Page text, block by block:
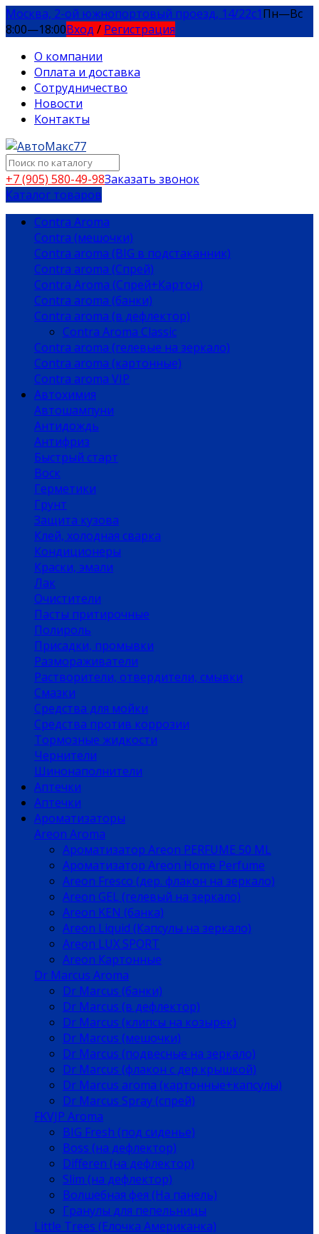
Москва, 2-ой южнопортовый проезд, 14/22c1Пн—Вс
8:00—18:00Вход / Регистрация
О компании
Оплата и доставка
Сотрудничество
Новости
Контакты
+7 (905) 580-49-98Заказать звонок
Каталог товаров
Contra Aroma
Contra (мешочки)
Contra aroma (BIG в подстаканник)
Contra aroma (Спрей)
Contra Aroma (Спрей+Картон)
Contra aroma (банки)
Contra aroma (в дефлектор)
Contra Aroma Classic
Contra aroma (гелевые на зеркало)
Contra aroma (картонные)
Contra aroma VIP
Автохимия
Автошампуни
Антидождь
Антифриз
Быстрый старт
Воск
Герметики
Грунт
Защита кузова
Клей, холодная сварка
Кондиционеры
Краски, эмали
Лак
Очистители
Пасты притирочные
Полироль
Присадки, промывки
Размораживатели
Растворители, отвердители, смывки
Смазки
Средства для мойки
Средства против коррозии
Тормозные жидкости
Чернители
Шинонаполнители
Аптечки
Аптечки
Ароматизаторы
Areon Aroma
Ароматизатор Areon PERFUME 50 ML
Ароматизатор Areon Home Perfume
Areon Fresco (дер. флакон на зеркало)
Areon GEL (гелевый на зеркало)
Areon KEN (банка)
Areon Liquid (Капсулы на зеркало)
Areon LUX SPORT
Areon Картонные
Dr Marcus Aroma
Dr Marcus (банки)
Dr Marcus (в дефлектор)
Dr Marcus (клипсы на козырек)
Dr Marcus (мешочки)
Dr Marcus (подвесные на зеркало)
Dr Marcus (флакон с дер.крышкой)
Dr Marcus aroma (картонные+капсулы)
Dr Marcus Spray (спрей)
FKVJP Aroma
BIG Fresh (под сиденье)
Boss (на дефлектор)
Differen (на дефлектор)
Slim (на дефлектор)
Волшебная фея (На панель)
Гранулы для пепельницы
Little Trees (Елочка Американка)